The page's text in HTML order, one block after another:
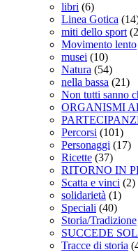
libri (6)
Linea Gotica
miti dello sport
Movimento lento
musei (10)
Natura (54)
nella bassa (21)
Non tutti sanno
ORGANISMI
Percorsi (101)
Personaggi (17)
Ricette (37)
RITORNO IN
Scatta e vinci (2)
solidarietà (1)
Speciali (40)
Storia/Tradizione
SUCCEDE
Tracce di storia